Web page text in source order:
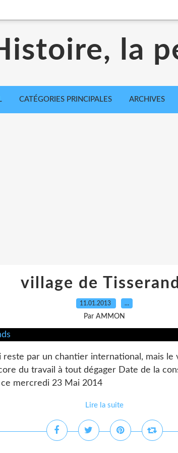
la
CATÉGORIES PRINCIPALES ARCHIVES
village de
11.01.2013 …
Par AMMON
reste par un chantier international, mais le
du travail à tout dégager Date de la
mercredi 23 Mai 2014
Lire la suite